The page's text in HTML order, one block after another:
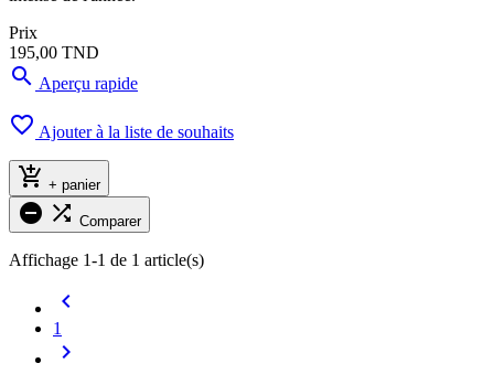
Prix
195,00 TND
 Aperçu rapide
 Ajouter à la liste de souhaits
 + panier
  Comparer
Affichage 1-1 de 1 article(s)

1
